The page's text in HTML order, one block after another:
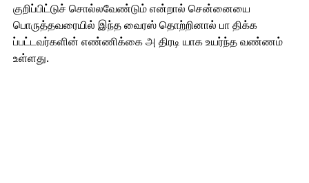
குறிப்பிட்டுச் சொல்லவேண்டும் என்றால் சென்னையை
பொருத்தவரையில் இந்த வைரஸ் தொற்றினால் பா திக்க
ப்பட்டவர்களின் எண்ணிக்கை அ திரடி யாக உயர்ந்த வண்ணம்
உள்ளது.